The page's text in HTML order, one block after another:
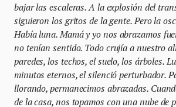
bajar las escaleras. A la explosión del
siguieron los gritos de la gente. Pero la
Había luna. Mamá y yo nos abrazamos
no tenían sentido. Todo crujía a nuestro
paredes, los techos, el suelo, los árboles.
minutos eternos, el silenció perturbador.
llorando, permanecimos abrazadas.
de la casa, nos topamos con una nube de